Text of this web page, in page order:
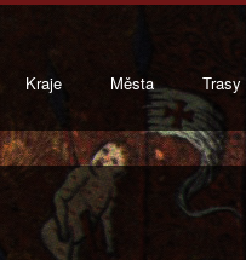
Kraje Města Trasy